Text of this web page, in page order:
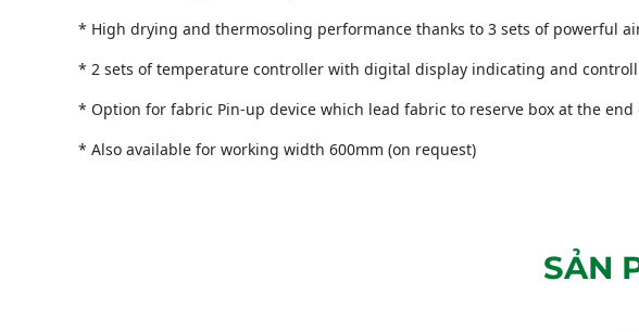
* High drying and thermosoling performance thanks to 3 sets of powerful
* 2 sets of temperature controller with digital display indicating and
* Option for fabric Pin-up device which lead fabric to reserve box at the end
* Also available for working width 600mm (on request)
SẢN